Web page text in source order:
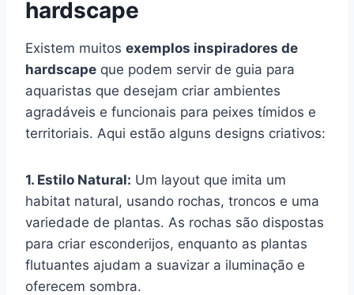
hardscape
Existem muitos exemplos inspiradores de
hardscape que podem servir de guia para
aquaristas que desejam criar ambientes
agradáveis e funcionais para peixes tímidos e
territoriais. Aqui estão alguns designs criativos:
1. Estilo Natural: Um layout que imita um
habitat natural, usando rochas, troncos e uma
variedade de plantas. As rochas são dispostas
para criar esconderijos, enquanto as plantas
flutuantes ajudam a suavizar a iluminação e
oferecem sombra.